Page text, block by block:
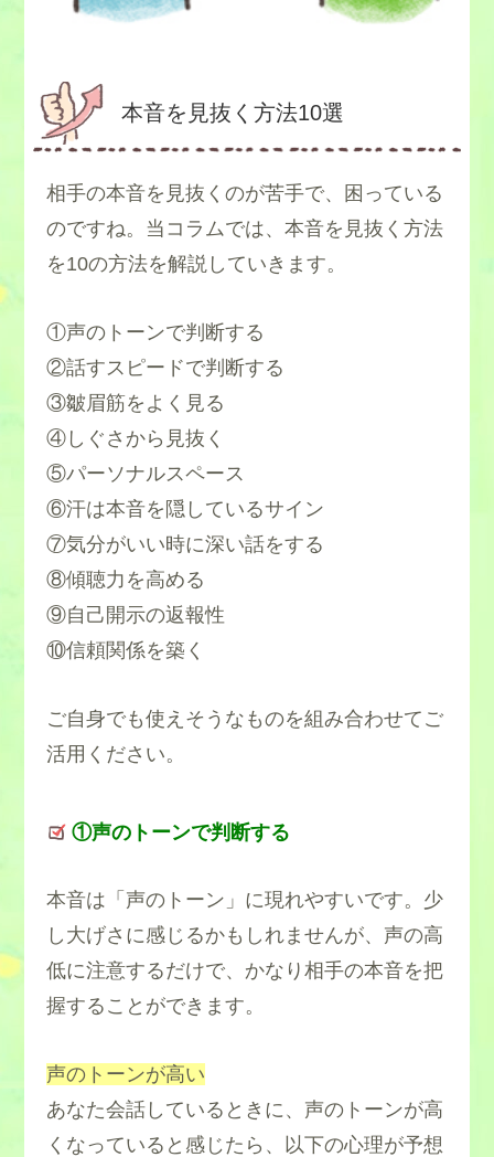
本音を見抜く方法10選
相手の本音を見抜くのが苦手で、困っている
のですね。当コラムでは、本音を見抜く方法
を10の方法を解説していきます。
①声のトーンで判断する
②話すスピードで判断する
③皺眉筋をよく見る
④しぐさから見抜く
⑤パーソナルスペース
⑥汗は本音を隠しているサイン
⑦気分がいい時に深い話をする
⑧傾聴力を高める
⑨自己開示の返報性
⑩信頼関係を築く
ご自身でも使えそうなものを組み合わせてご
活用ください。
①声のトーンで判断する
本音は「声のトーン」に現れやすいです。少
し大げさに感じるかもしれませんが、声の高
低に注意するだけで、かなり相手の本音を把
握することができます。
声のトーンが高い
あなた会話しているときに、声のトーンが高
くなっていると感じたら、以下の心理が予想